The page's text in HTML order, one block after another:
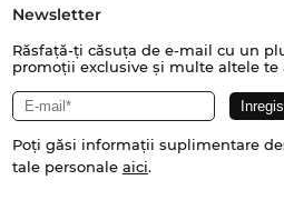
Newsletter
Răsfață-ți căsuța de e-mail cu un
promoții exclusive și multe altele te
Poți găsi informații suplimentare
tale personale aici.